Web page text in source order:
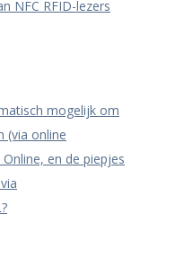
NFC RFID-lezers
mogelijk om
(via online
en de piepjes